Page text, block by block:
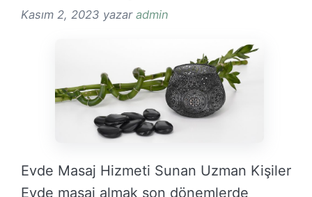
Kasım 2, 2023 yazar admin
Evde Masaj Hizmeti Sunan Uzman Kişiler
Evde masaj almak son dönemlerde